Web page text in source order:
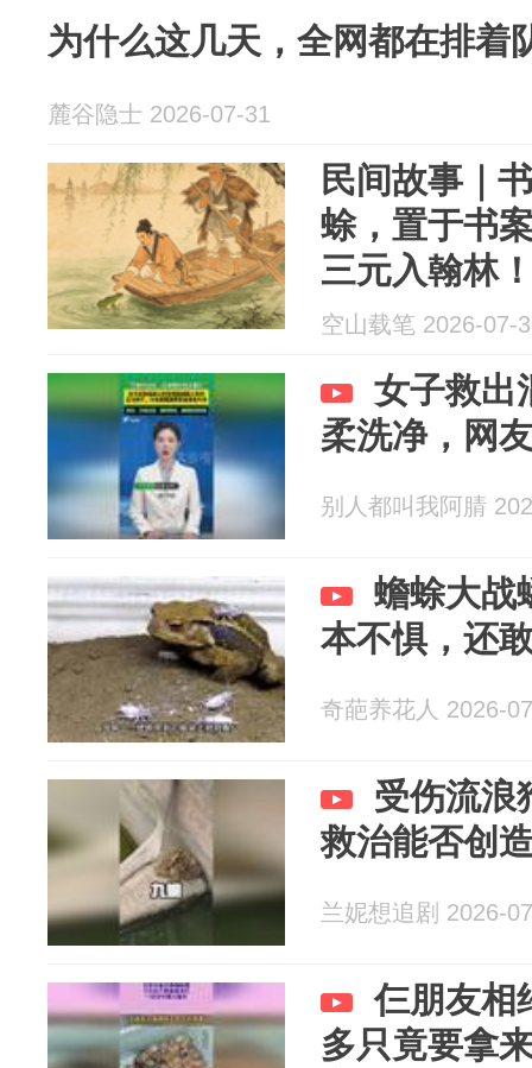
为什么这几天，全网都在排着
麓谷隐士 2026-07-31
民间故事｜
蜍，置于书
三元入翰林
空山载笔 2026-07-
女子救出
柔洗净，网
别人都叫我阿腈
蟾蜍大战
本不惧，还
奇葩养花人 2026-
受伤流浪
救治能否创
兰妮想追剧 2026-
仨朋友相
多只竟要拿